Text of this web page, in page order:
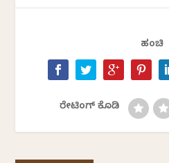
ಹಂಚಿ
ರೇಟಿಂಗ್ ಕೊಡಿ